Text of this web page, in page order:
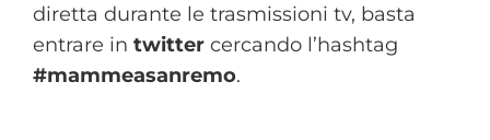
diretta durante le trasmissioni tv, basta
entrare in twitter cercando l’hashtag
#mammeasanremo.